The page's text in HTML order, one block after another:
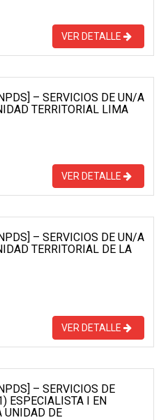
VER DETALLE
– SERVICIOS DE UN/A
TERRITORIAL LIMA
VER DETALLE
– SERVICIOS DE UN/A
TERRITORIAL DE LA
VER DETALLE
– SERVICIOS DE
ESPECIALISTA I EN
UNIDAD DE